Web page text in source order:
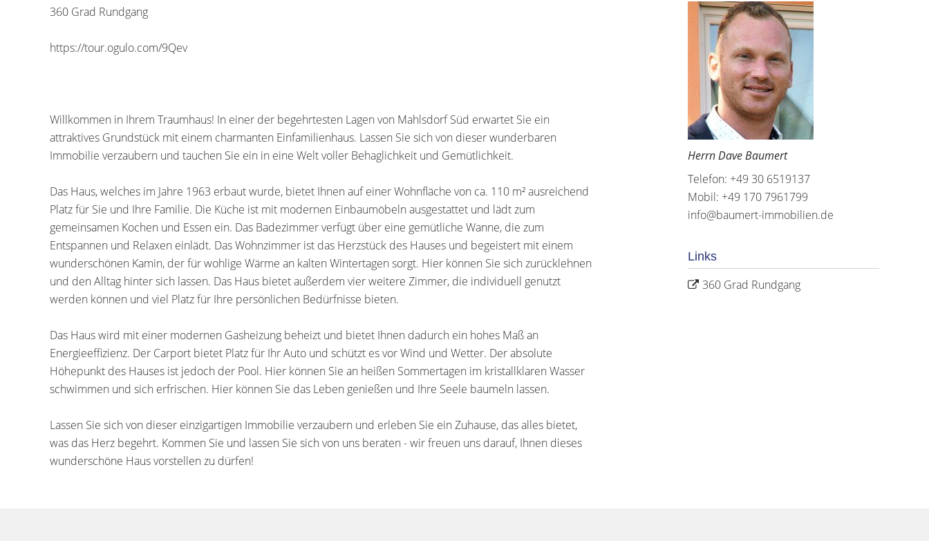
360 Grad Rundgang
https://tour.ogulo.com/9Qev
Willkommen in Ihrem Traumhaus! In einer der begehrtesten Lagen von Mahlsdorf Süd erwartet Sie ein
attraktives Grundstück mit einem charmanten Einfamilienhaus. Lassen Sie sich von dieser wunderbaren
Immobilie verzaubern und tauchen Sie ein in eine Welt voller Behaglichkeit und Gemütlichkeit.
Das Haus, welches im Jahre 1963 erbaut wurde, bietet Ihnen auf einer Wohnfläche von ca. 110 m² ausreichend
Platz für Sie und Ihre Familie. Die Küche ist mit modernen Einbaumöbeln ausgestattet und lädt zum
gemeinsamen Kochen und Essen ein. Das Badezimmer verfügt über eine gemütliche Wanne, die zum
Entspannen und Relaxen einlädt. Das Wohnzimmer ist das Herzstück des Hauses und begeistert mit einem
wunderschönen Kamin, der für wohlige Wärme an kalten Wintertagen sorgt. Hier können Sie sich zurücklehnen
und den Alltag hinter sich lassen. Das Haus bietet außerdem vier weitere Zimmer, die individuell genutzt
werden können und viel Platz für Ihre persönlichen Bedürfnisse bieten.
Das Haus wird mit einer modernen Gasheizung beheizt und bietet Ihnen dadurch ein hohes Maß an
Energieeffizienz. Der Carport bietet Platz für Ihr Auto und schützt es vor Wind und Wetter. Der absolute
Höhepunkt des Hauses ist jedoch der Pool. Hier können Sie an heißen Sommertagen im kristallklaren Wasser
schwimmen und sich erfrischen. Hier können Sie das Leben genießen und Ihre Seele baumeln lassen.
Lassen Sie sich von dieser einzigartigen Immobilie verzaubern und erleben Sie ein Zuhause, das alles bietet,
was das Herz begehrt. Kommen Sie und lassen Sie sich von uns beraten - wir freuen uns darauf, Ihnen dieses
wunderschöne Haus vorstellen zu dürfen!
Herrn Dave Baumert
Telefon: +49 30 6519137
Mobil: +49 170 7961799
info@baumert-immobilien.de
Links
360 Grad Rundgang